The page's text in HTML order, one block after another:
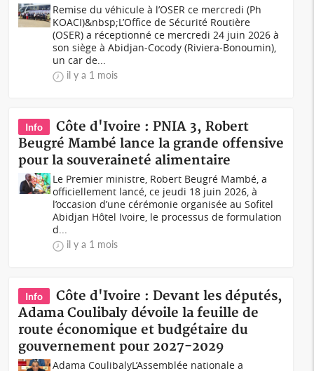
Remise du véhicule à l’OSER ce mercredi (Ph
KOACI)&nbsp;L’Office de Sécurité Routière
(OSER) a réceptionné ce mercredi 24 juin 2026 à
son siège à Abidjan-Cocody (Riviera-Bonoumin),
un car de...
il y a 1 mois
Info
Côte d'Ivoire : PNIA 3, Robert
Beugré Mambé lance la grande offensive
pour la souveraineté alimentaire
Le Premier ministre, Robert Beugré Mambé, a
officiellement lancé, ce jeudi 18 juin 2026, à
l’occasion d’une cérémonie organisée au Sofitel
Abidjan Hôtel Ivoire, le processus de formulation
d...
il y a 1 mois
Info
Côte d'Ivoire : Devant les députés,
Adama Coulibaly dévoile la feuille de
route économique et budgétaire du
gouvernement pour 2027-2029
Adama CoulibalyL’Assemblée nationale a